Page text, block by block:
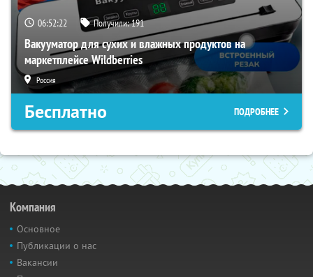
06:52:21 Получили:191
Вакууматор для сухих и влажных продуктов на
маркетплейсе Wildberries
Россия
Бесплатно ПОДРОБНЕЕ
Компания
Основное
Публикации о нас
Вакансии